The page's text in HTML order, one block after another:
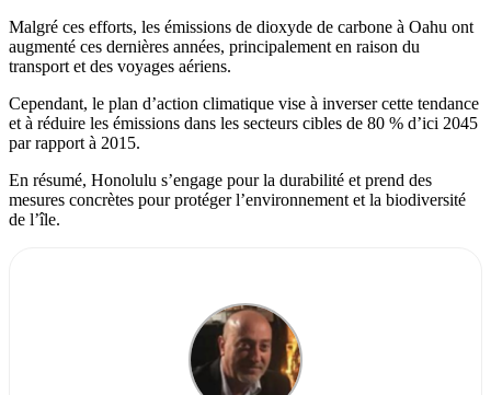
Malgré ces efforts, les émissions de dioxyde de carbone à Oahu ont
augmenté ces dernières années, principalement en raison du
transport et des voyages aériens.
Cependant, le plan d’action climatique vise à inverser cette tendance
et à réduire les émissions dans les secteurs cibles de 80 % d’ici 2045
par rapport à 2015.
En résumé, Honolulu s’engage pour la durabilité et prend des
mesures concrètes pour protéger l’environnement et la biodiversité
de l’île.